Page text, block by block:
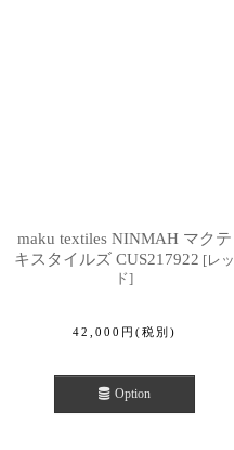
maku textiles NINMAH マクテ
キスタイルズ CUS217922 [レッ
ド]
42,000 円 (税別)
Option